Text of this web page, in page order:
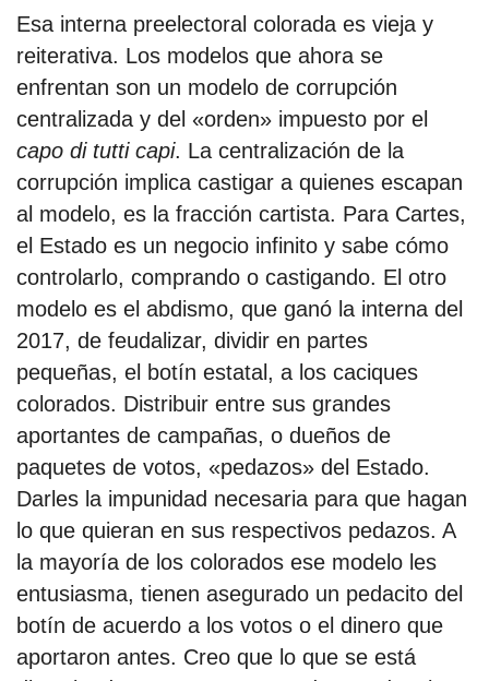
Esa interna preelectoral colorada es vieja y
reiterativa. Los modelos que ahora se
enfrentan son un modelo de corrupción
centralizada y del «orden» impuesto por el
capo di tutti capi. La centralización de la
corrupción implica castigar a quienes escapan
al modelo, es la fracción cartista. Para Cartes,
el Estado es un negocio infinito y sabe cómo
controlarlo, comprando o castigando. El otro
modelo es el abdismo, que ganó la interna del
2017, de feudalizar, dividir en partes
pequeñas, el botín estatal, a los caciques
colorados. Distribuir entre sus grandes
aportantes de campañas, o dueños de
paquetes de votos, «pedazos» del Estado.
Darles la impunidad necesaria para que hagan
lo que quieran en sus respectivos pedazos. A
la mayoría de los colorados ese modelo les
entusiasma, tienen asegurado un pedacito del
botín de acuerdo a los votos o el dinero que
aportaron antes. Creo que lo que se está